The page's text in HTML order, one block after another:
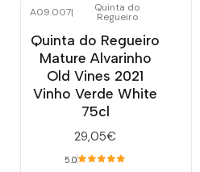
A09.007| Quinta do
Regueiro
Quinta do Regueiro
Mature Alvarinho
Old Vines 2021
Vinho Verde White
75cl
29,05€
5.0